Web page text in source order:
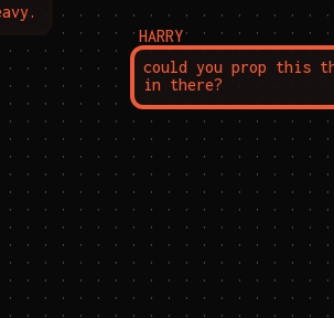
HARRY
could you prop this
in there?